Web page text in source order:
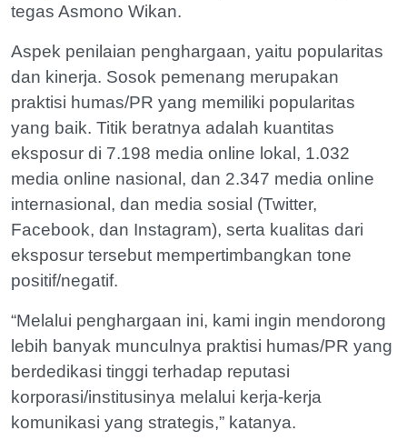
tegas Asmono Wikan.
Aspek penilaian penghargaan, yaitu popularitas
dan kinerja. Sosok pemenang merupakan
praktisi humas/PR yang memiliki popularitas
yang baik. Titik beratnya adalah kuantitas
eksposur di 7.198 media online lokal, 1.032
media online nasional, dan 2.347 media online
internasional, dan media sosial (Twitter,
Facebook, dan Instagram), serta kualitas dari
eksposur tersebut mempertimbangkan tone
positif/negatif.
“Melalui penghargaan ini, kami ingin mendorong
lebih banyak munculnya praktisi humas/PR yang
berdedikasi tinggi terhadap reputasi
korporasi/institusinya melalui kerja-kerja
komunikasi yang strategis,” katanya.